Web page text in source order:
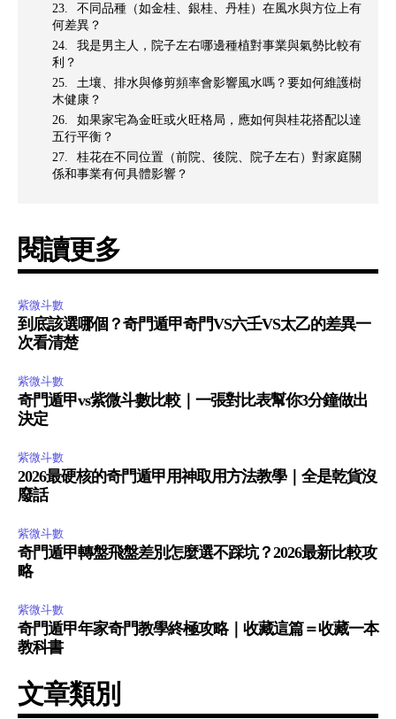
不同品種（如金桂、銀桂、丹桂）在風水與方位上有
何差異？
我是男主人，院子左右哪邊種植對事業與氣勢比較有
利？
土壤、排水與修剪頻率會影響風水嗎？要如何維護樹
木健康？
如果家宅為金旺或火旺格局，應如何與桂花搭配以達
五行平衡？
桂花在不同位置（前院、後院、院子左右）對家庭關
係和事業有何具體影響？
閱讀更多
紫微斗數
到底該選哪個？奇門遁甲奇門VS六壬VS太乙的差異一
次看清楚
紫微斗數
奇門遁甲vs紫微斗數比較｜一張對比表幫你3分鐘做出
決定
紫微斗數
2026最硬核的奇門遁甲用神取用方法教學｜全是乾貨沒
廢話
紫微斗數
奇門遁甲轉盤飛盤差別怎麼選不踩坑？2026最新比較攻
略
紫微斗數
奇門遁甲年家奇門教學終極攻略｜收藏這篇＝收藏一本
教科書
文章類別